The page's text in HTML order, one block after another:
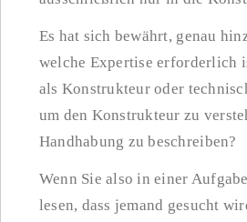
Es hat sich bewährt, genau
welche Expertise erforderlich
als Konstrukteur oder
um den Konstrukteur zu
Handhabung zu beschreiben?
Wenn Sie also in einer
lesen, dass jemand gesucht